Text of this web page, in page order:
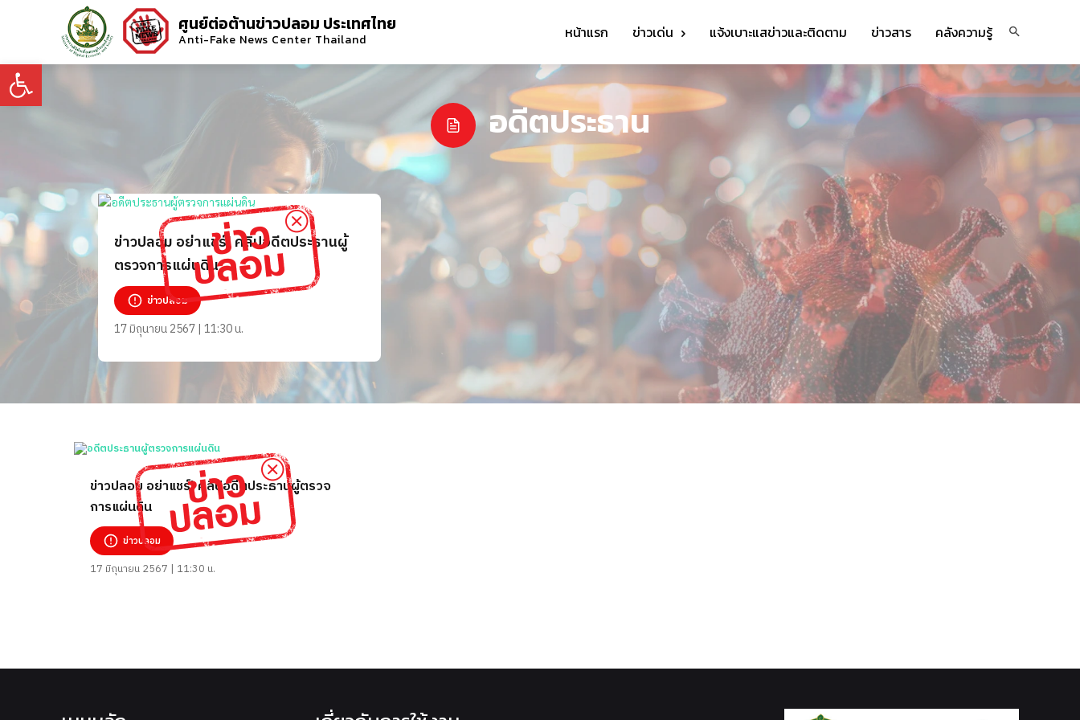
Open toolbar
ศูนย์ต่อต้านข่าวปลอม ประเทศไทย
Anti-Fake News Center Thailand หน้าแรก ข่าวเด่น แจ้งเบาะแสข่าวและติดตาม ข่าวสาร คลังความรู้
อดีตประธาน
ข่าวปลอม อย่าแชร์! คลิปอดีตประธานผู้
ตรวจการแผ่นดิน
ข่าวปลอม
17 มิถุนายน 2567 | 11:30 น.
ข่าวปลอม อย่าแชร์! คลิปอดีตประธานผู้ตรวจ
การแผ่นดิน
ข่าวปลอม
17 มิถุนายน 2567 | 11:30 น.